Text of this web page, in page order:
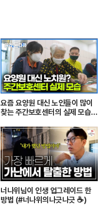
요즘 요양원 대신 노인들이 많이
찾는 주간보호센터의 실제 모습
양보호사의 하루┃주간보호센터
24시┃PD로그┃#골라듄다큐
너나위님이 인생 업그레이드 한
방법 (#너나위의나긋나긋 ☕)